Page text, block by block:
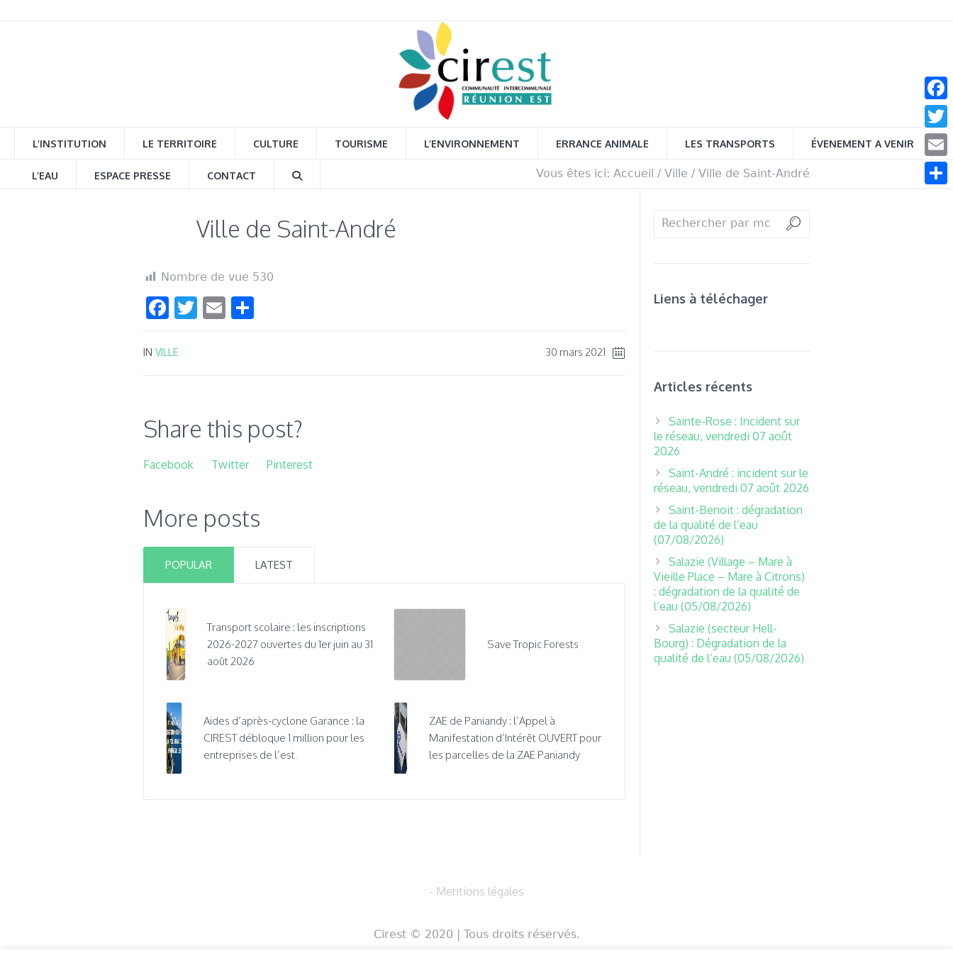
L’INSTITUTION LE TERRITOIRE CULTURE TOURISME L’ENVIRONNEMENT ERRANCE ANIMALE LES TRANSPORTS ÉVENEMENT A VENIR
L’EAU ESPACE PRESSE CONTACT Vous êtes ici: Accueil / Ville / Ville de Saint-André
Ville de Saint-André
Nombre de vue 530
Facebook
Twitter
Email
30 mars 2021
IN VILLE
Share this post?
Facebook Twitter Pinterest
More posts
POPULAR LATEST
Transport scolaire : les inscriptions
2026-2027 ouvertes du 1er juin au 31
août 2026
Save Tropic Forests
Aides d’après-cyclone Garance : la
CIREST débloque 1 million pour les
entreprises de l’est.
ZAE de Paniandy : l’Appel à
Manifestation d’Intérêt OUVERT pour
les parcelles de la ZAE Paniandy
Liens à téléchager
Articles récents
Sainte-Rose : Incident sur
le réseau, vendredi 07 août
2026
Saint-André : incident sur le
réseau, vendredi 07 août 2026
Saint-Benoit : dégradation
de la qualité de l’eau
(07/08/2026)
Salazie (Village – Mare à
Vieille Place – Mare à Citrons)
: dégradation de la qualité de
l’eau (05/08/2026)
Salazie (secteur Hell-
Bourg) : Dégradation de la
qualité de l’eau (05/08/2026)
- Mentions légales
Cirest © 2020 | Tous droits réservés.
Email